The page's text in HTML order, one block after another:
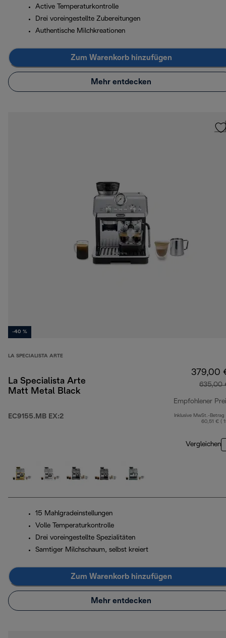
Active Temperaturkontrolle
Drei voreingestellte Zubereitungen
Authentische Milchkreationen
Zum Warenkorb hinzufügen
Mehr entdecken
-40 %
LA SPECIALISTA ARTE
La Specialista Arte
Matt Metal Black
EC9155.MB EX:2
379,00
635,00
Empfohlener
Inklusive MwSt.-Betrag
60,51 € (
Vergleichen
15 Mahlgradeinstellungen
Volle Temperaturkontrolle
Drei voreingestellte Spezialitäten
Samtiger Milchschaum, selbst kreiert
Zum Warenkorb hinzufügen
Mehr entdecken